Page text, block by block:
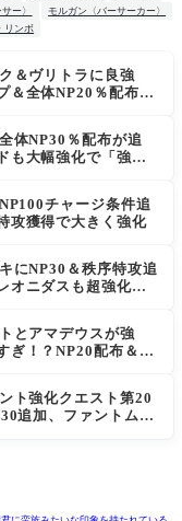
ー〉
モルガン〈バーサーカー〉
リンボ
＆ヴリトラに良強
＆全体NP20％配布で
体NP30％配布が追
も大幅強化で「強す
チャージ条件追
攻獲得で大きく強化
にNP30＆秩序特攻追
オニダスも超強化で
とアマデウスが強
ぎ！？NP20配布＆Ar
ト強化クエスト第20
追加、ファントムも